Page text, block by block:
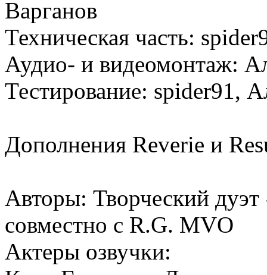
Варганов
Техническая часть:
Аудио- и видеомонтаж:
Тестирование: spider91,
Дополнения Reverie и
Авторы: Творческий
совместно с R.G. MVO
Актеры озвучки: